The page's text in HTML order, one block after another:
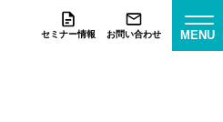
セミナー情報 お問い合わせ MENU